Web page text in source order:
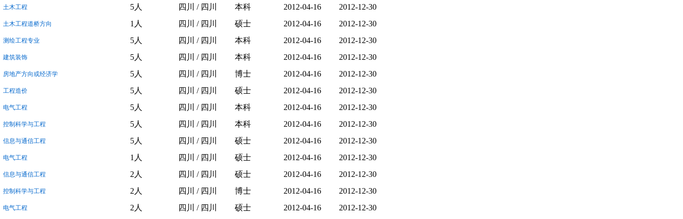
土木工程 5人 四川 / 四川 本科 2012-04-16 2012-12-30
土木工程道桥方向 1人 四川 / 四川 硕士 2012-04-16 2012-12-30
测绘工程专业 5人 四川 / 四川 本科 2012-04-16 2012-12-30
建筑装饰 5人 四川 / 四川 本科 2012-04-16 2012-12-30
房地产方向或经济学 5人 四川 / 四川 博士 2012-04-16 2012-12-30
工程造价 5人 四川 / 四川 硕士 2012-04-16 2012-12-30
电气工程 5人 四川 / 四川 本科 2012-04-16 2012-12-30
控制科学与工程 5人 四川 / 四川 本科 2012-04-16 2012-12-30
信息与通信工程 5人 四川 / 四川 硕士 2012-04-16 2012-12-30
电气工程 1人 四川 / 四川 硕士 2012-04-16 2012-12-30
信息与通信工程 2人 四川 / 四川 硕士 2012-04-16 2012-12-30
控制科学与工程 2人 四川 / 四川 博士 2012-04-16 2012-12-30
电气工程 2人 四川 / 四川 硕士 2012-04-16 2012-12-30